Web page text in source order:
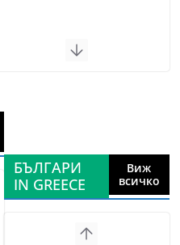
БЪЛГАРИ
IN GREECE
Виж
всичко